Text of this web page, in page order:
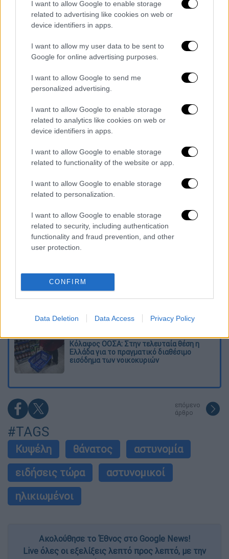
I want to allow Google to enable storage
related to advertising like cookies on web or
device identifiers in apps.
I want to allow my user data to be sent to
Google for online advertising purposes.
I want to allow Google to send me
personalized advertising.
I want to allow Google to enable storage
related to analytics like cookies on web or
device identifiers in apps.
I want to allow Google to enable storage
related to functionality of the website or app.
I want to allow Google to enable storage
related to personalization.
I want to allow Google to enable storage
related to security, including authentication
functionality and fraud prevention, and other
user protection.
CONFIRM
Data Deletion Data Access Privacy Policy
Κωνσταντινούπολη: Η ιστορία του
ελληνικού νοσοκομείου «Βαλουκλή» -
Κάηκε η οροφή του ιστορικού κτιρίου
Σταϊκούρας: Νέα μέτρα στήριξης από
Σεπτέμβριο - Κατάθεση
ΟΑΣΘ: Καρατομήθηκε ο Σκόδρας - Τα
συσσωρευμένα προβλήματα στα ΜΜΜ
της Θεσσαλονίκης και η επεισοδιακή
θητεία
Σοκαριστικά στοιχεία της ΕΕ για τις
φωτιές στην Ευρώπη: Φέτος κάηκε
έκταση υπερδιπλάσια του
Διαβάστε ακόμη
Δημιούργησαν με AI νέους ιούς μέσα σε
λίγες ώρες - Γιατί προβληματίζονται οι
επιστήμονες
ηλικιωμένο - Τον κατέγραψε κάμερα
καταγγελίες, οι παρατάξεις περνούν στην
Κόλαφος ΟΟΣΑ: Στην τελευταία θέση η
Ελλάδα για το πραγματικό διαθέσιμο
εισόδημα των νοικοκυριών
επόμενο
άρθρο
#TAGS
Κυψέλη θάνατος
αστυνομία
ειδήσεις τώρα
αστυνομικοί
ηλικιωμένοι
Ακολούθησε το Έθνος στο Google News!
Live όλες οι εξελίξεις λεπτό προς λεπτό, με την